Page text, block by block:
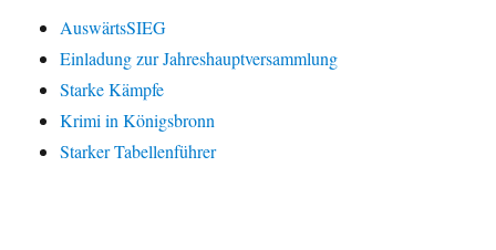
AuswärtsSIEG
Einladung zur Jahreshauptversammlung
Starke Kämpfe
Krimi in Königsbronn
Starker Tabellenführer